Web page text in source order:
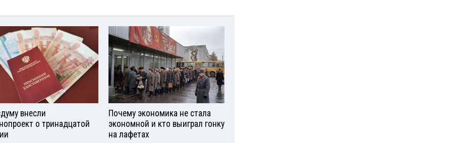
внесли
о тринадцатой
Почему экономика не стала
экономной и кто выиграл гонку
на лафетах